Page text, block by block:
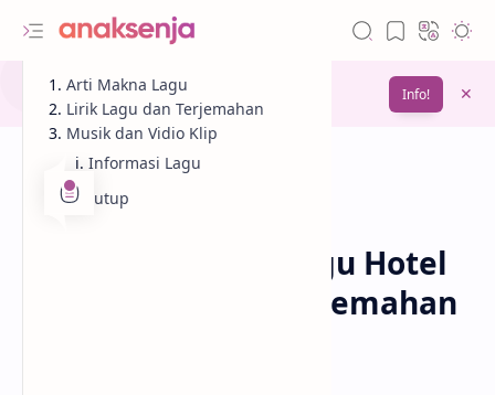
Gunakan fiturBookmark
bacaanmu di lain waktu
Info!
Lirik dan Makna Lagu Hotel
California – Joji (Terjemahan
Arti Makna Lagu
Lirik Lagu dan Terjemahan
Musik dan Vidio Klip
Informasi Lagu
Penutup